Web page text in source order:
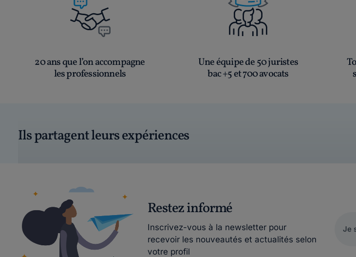
20 ans que l’on accompagne
les professionnels
Une équipe de 50 juristes
bac +5 et 700 avocats
Ils partagent leurs expériences
Restez informé
Inscrivez-vous à la newsletter pour
recevoir les nouveautés et actualités selon
votre profil